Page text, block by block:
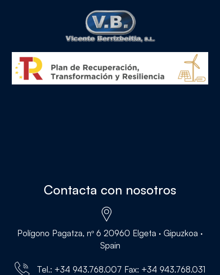
Contacta con nosotros
Polígono Pagatza, nº 6 20960 Elgeta · Gipuzkoa ·
Spain
Tel.: +34 943.768.007 Fax: +34 943.768.031